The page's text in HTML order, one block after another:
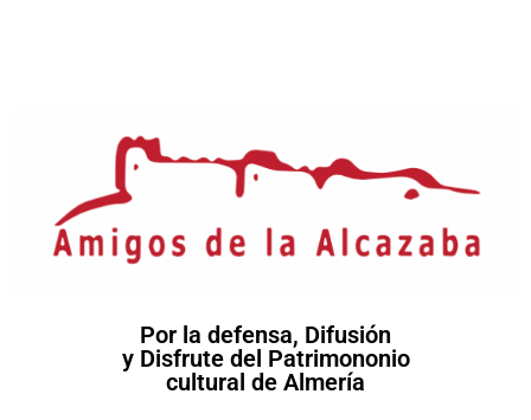
Por la defensa, Difusión
y Disfrute del Patrimononio
cultural de Almería